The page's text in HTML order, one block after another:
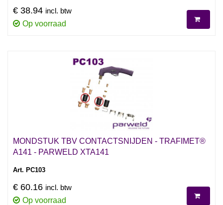
€ 38.94 incl. btw
Op voorraad
MONDSTUK TBV CONTACTSNIJDEN - TRAFIMET®
A141 - PARWELD XTA141
Art. PC103
€ 60.16 incl. btw
Op voorraad